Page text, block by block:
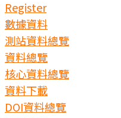
Register
數據資料
測站資料總覽
資料總覽
核心資料總覽
資料下載
DOI資料總覽